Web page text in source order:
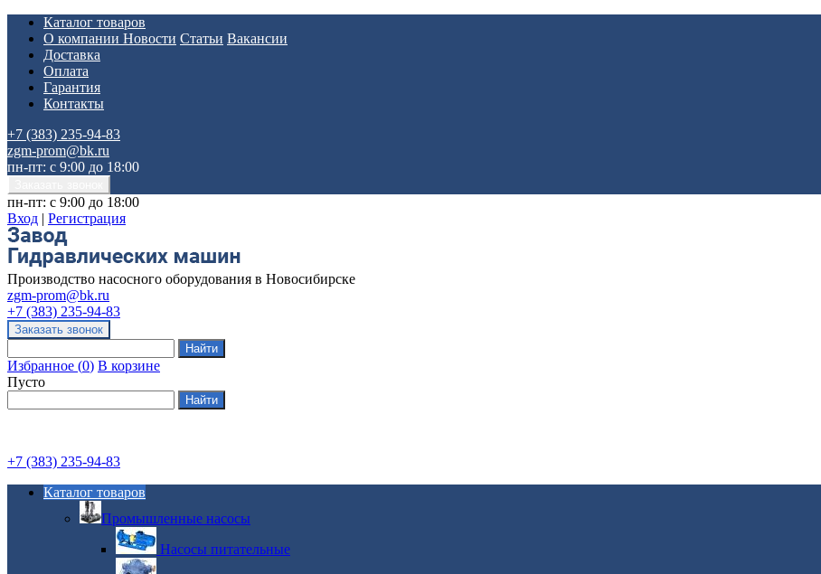
Каталог товаров
О компании Новости Статьи Вакансии
Доставка
Оплата
Гарантия
Контакты
+7 (383) 235-94-83
zgm-prom@bk.ru
пн-пт: с 9:00 до 18:00
пн-пт: с 9:00 до 18:00
Вход | Регистрация
Производство насосного оборудования в Новосибирске
zgm-prom@bk.ru
+7 (383) 235-94-83
Избранное (0) В корзине
Пусто
+7 (383) 235-94-83
Каталог товаров
Промышленные насосы
Насосы питательные